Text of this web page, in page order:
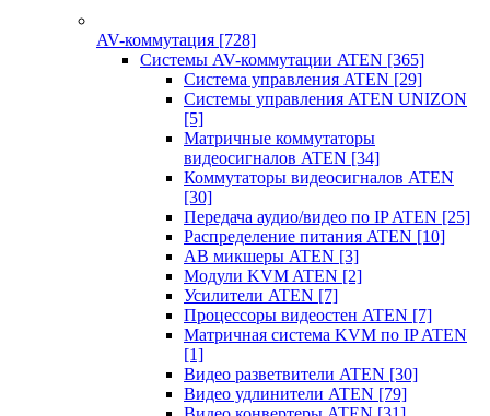
AV-коммутация [728]
Системы AV-коммутации ATEN [365]
Система управления ATEN [29]
Системы управления ATEN UNIZON
[5]
Матричные коммутаторы
видеосигналов ATEN [34]
Коммутаторы видеосигналов ATEN
[30]
Передача аудио/видео по IP ATEN [25]
Распределение питания ATEN [10]
АВ микшеры ATEN [3]
Модули KVM ATEN [2]
Усилители ATEN [7]
Процессоры видеостен ATEN [7]
Матричная система KVM по IP ATEN
[1]
Видео разветвители ATEN [30]
Видео удлинители ATEN [79]